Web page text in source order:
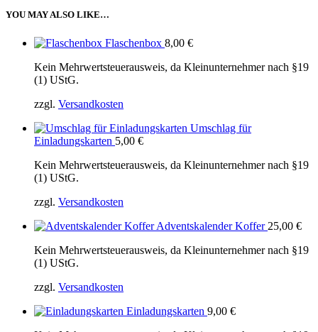
YOU MAY ALSO LIKE…
Flaschenbox 8,00 €
Kein Mehrwertsteuerausweis, da Kleinunternehmer nach §19
(1) UStG.
zzgl. Versandkosten
Umschlag für
Einladungskarten 5,00 €
Kein Mehrwertsteuerausweis, da Kleinunternehmer nach §19
(1) UStG.
zzgl. Versandkosten
Adventskalender Koffer 25,00 €
Kein Mehrwertsteuerausweis, da Kleinunternehmer nach §19
(1) UStG.
zzgl. Versandkosten
Einladungskarten 9,00 €